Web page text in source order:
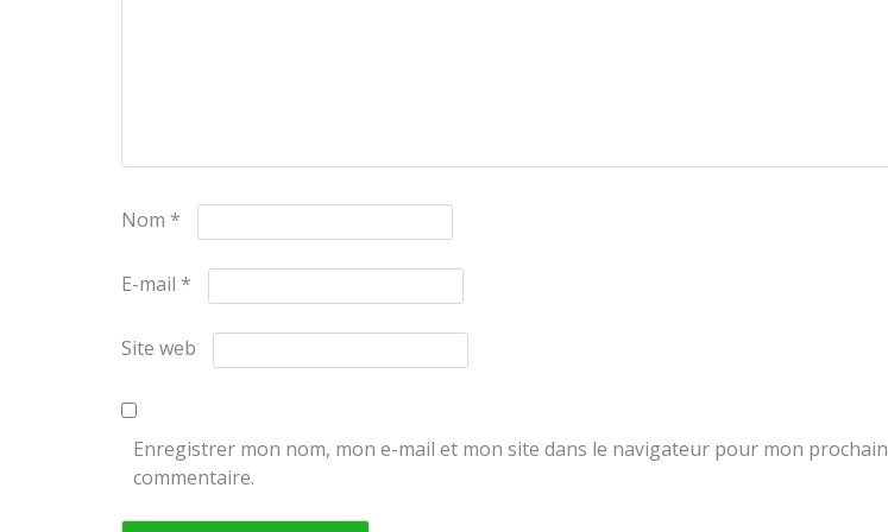
Nom *
E-mail *
Site web
Enregistrer mon nom, mon e-mail et mon site dans le navigateur pour mon prochain
commentaire.